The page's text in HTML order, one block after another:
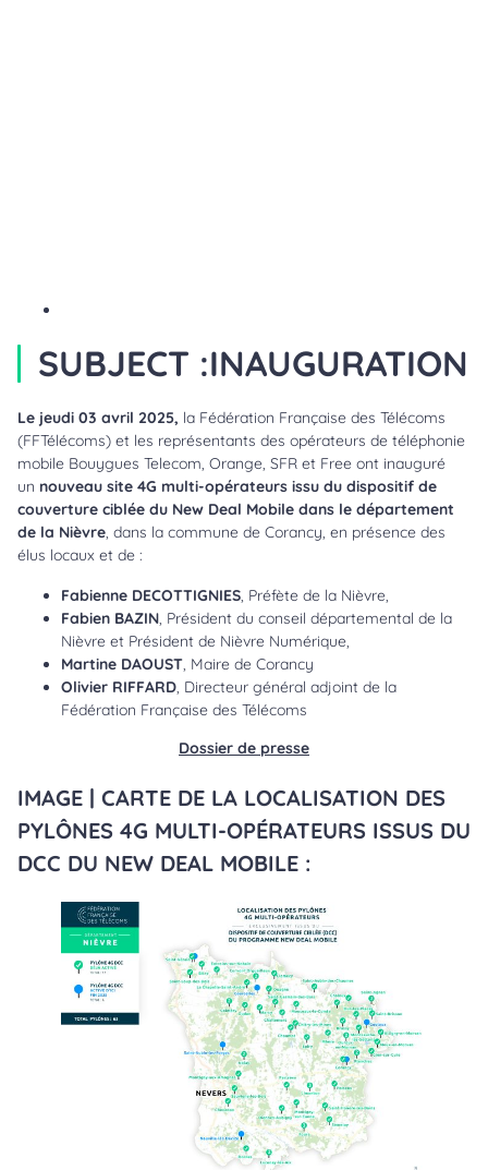
SUBJECT :INAUGURATION
Le jeudi 03 avril 2025, la Fédération Française des Télécoms
(FFTélécoms) et les représentants des opérateurs de téléphonie
mobile Bouygues Telecom, Orange, SFR et Free ont inauguré
un nouveau site 4G multi-opérateurs issu du dispositif de
couverture ciblée du New Deal Mobile dans le département
de la Nièvre, dans la commune de Corancy, en présence des
élus locaux et de :
Fabienne DECOTTIGNIES, Préfète de la Nièvre,
Fabien BAZIN, Président du conseil départemental de la
Nièvre et Président de Nièvre Numérique,
Martine DAOUST, Maire de Corancy
Olivier RIFFARD, Directeur général adjoint de la
Fédération Française des Télécoms
Dossier de presse
IMAGE | CARTE DE LA LOCALISATION DES
PYLÔNES 4G MULTI-OPÉRATEURS ISSUS DU
DCC DU NEW DEAL MOBILE :